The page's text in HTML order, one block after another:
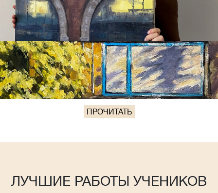
ПРОЧИТАТЬ
ЛУЧШИЕ РАБОТЫ УЧЕНИКОВ